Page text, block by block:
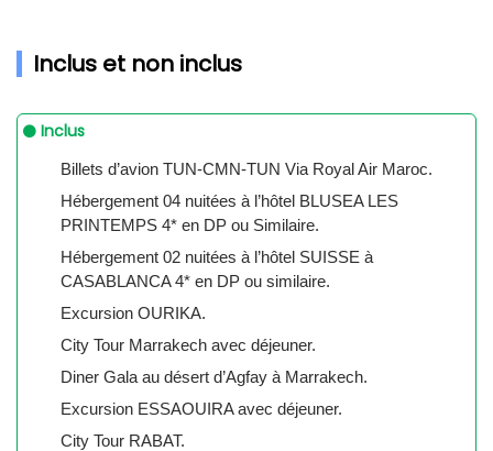
Inclus et non inclus
Inclus
Billets d’avion TUN-CMN-TUN Via Royal Air Maroc.
Hébergement 04 nuitées à l’hôtel BLUSEA LES
PRINTEMPS 4* en DP ou Similaire.
Hébergement 02 nuitées à l’hôtel SUISSE à
CASABLANCA 4* en DP ou similaire.
Excursion OURIKA.
City Tour Marrakech avec déjeuner.
Diner Gala au désert d’Agfay à Marrakech.
Excursion ESSAOUIRA avec déjeuner.
City Tour RABAT.